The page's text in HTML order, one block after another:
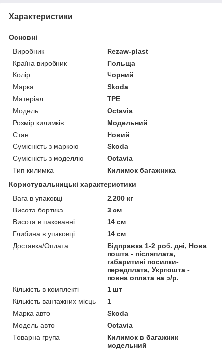
Характеристики
Основні
Виробник
Rezaw-plast
Країна виробник
Польща
Колір
Чорний
Марка
Skoda
Матеріал
TPE
Модель
Octavia
Розмір килимків
Модельний
Стан
Новий
Сумісність з маркою
Skoda
Сумісність з моделлю
Octavia
Тип килимка
Килимок багажника
Користувальницькі характеристики
Вага в упаковці
2.200 кг
Висота бортика
3 см
Висота в пакованні
14 см
Глибина в упаковці
14 см
Доставка/Оплата
Відправка 1-2 роб. дні, Нова
пошта - післяплата,
габаритині посилки-
передплата, Укрпошта -
повна оплата на р/р.
Кількість в комплекті
1 шт
Кількість вантажних місць
1
Марка авто
Skoda
Модель авто
Octavia
Товарна група
Килимок в багажник
модельний